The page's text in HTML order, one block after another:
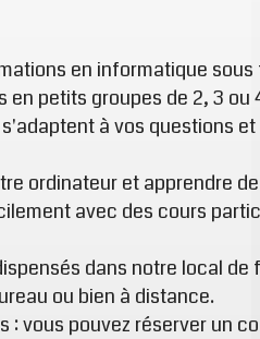
en informatique
en petits groupes de 2, 3
à vos questions
ordinateur et apprendre
avec des cours
dans notre local
ou bien à distance.
: vous pouvez réserver un